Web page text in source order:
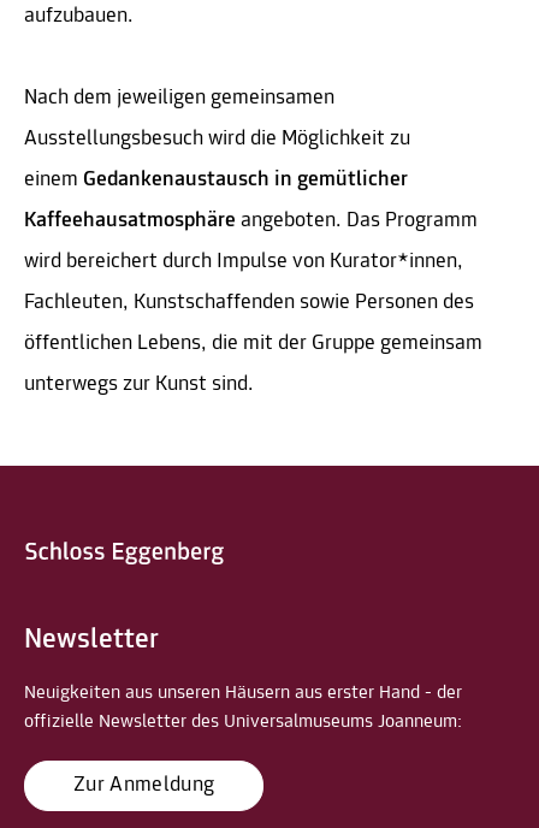
aufzubauen.
Nach dem jeweiligen gemeinsamen
Ausstellungsbesuch wird die Möglichkeit zu
einem Gedankenaustausch in gemütlicher
Kaffeehausatmosphäre angeboten. Das Programm
wird bereichert durch Impulse von Kurator*innen,
Fachleuten, Kunstschaffenden sowie Personen des
öffentlichen Lebens, die mit der Gruppe gemeinsam
unterwegs zur Kunst sind.
Newsletter
Neuigkeiten aus unseren Häusern aus erster Hand - der
offizielle Newsletter des Universalmuseums Joanneum:
Zur Anmeldung